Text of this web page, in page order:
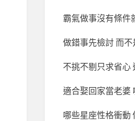
霸氣做事沒有條件
做錯事先檢討 而
不挑不剔只求省心
適合娶回家當老婆
哪些星座性格衝動